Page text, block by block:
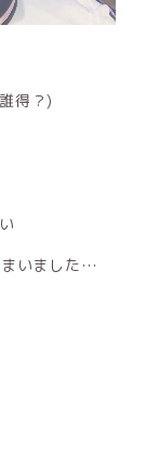
得？)
いました…